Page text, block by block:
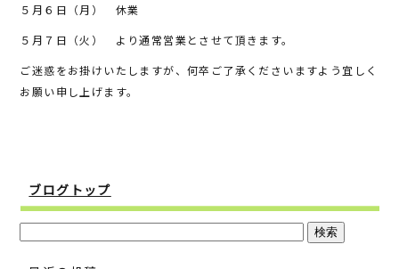
５月６日（月） 休業
５月７日（火） より通常営業とさせて頂きます。
ご迷惑をお掛けいたしますが、何卒ご了承くださいますよう宜しく
お願い申し上げます。
ブログトップ